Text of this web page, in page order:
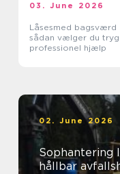
03. June 2026
Låsesmed bagsværd
sådan vælger du
professionel hjælp
02. June 2026
Sophantering linköping
hållbar